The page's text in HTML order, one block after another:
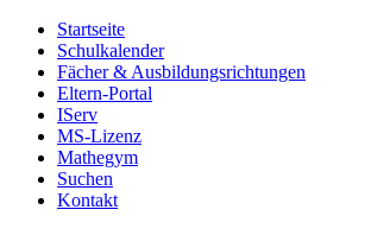
Startseite
Schulkalender
Fächer & Ausbildungsrichtungen
Eltern-Portal
IServ
MS-Lizenz
Mathegym
Suchen
Kontakt